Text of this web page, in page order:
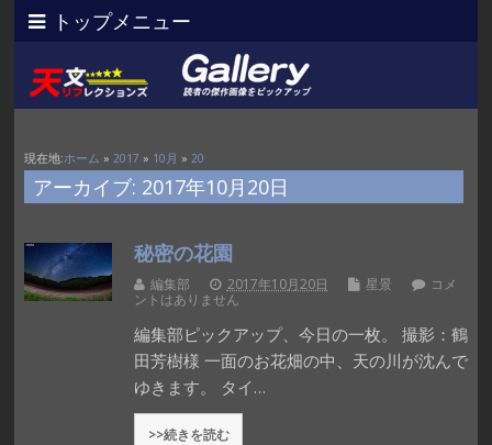
トップメニュー
現在地:ホーム » 2017 » 10月 » 20
アーカイブ: 2017年10月20日
秘密の花園
編集部 2017年10月20日 星景
コメ
ントはありません
編集部ピックアップ、今日の一枚。 撮影：鶴
田芳樹様 一面のお花畑の中、天の川が沈んで
ゆきます。 タイ…
>>続きを読む